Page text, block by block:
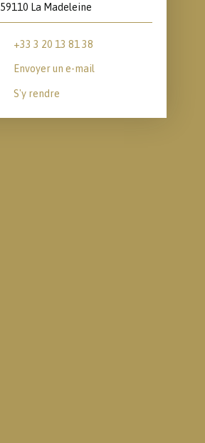
59110 La Madeleine
+33 3 20 13 81 38
Envoyer un e-mail
S'y rendre